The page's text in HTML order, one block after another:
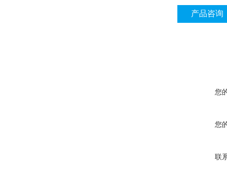
产品咨询
您
您
联